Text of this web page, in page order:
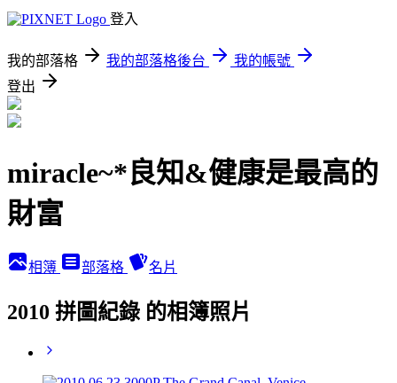
登入
我的部落格 我的部落格後台
我的帳號
登出
miracle~*良知&健康是最高的
財富
相簿 部落格 名片
2010 拼圖紀錄 的相簿照片